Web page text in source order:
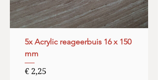
5x Acrylic reageerbuis 16 x 150
mm
Prijs
€ 2,25